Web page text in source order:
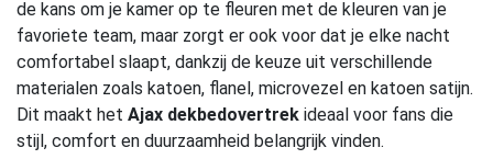
de kans om je kamer op te fleuren met de kleuren van je
favoriete team, maar zorgt er ook voor dat je elke nacht
comfortabel slaapt, dankzij de keuze uit verschillende
materialen zoals katoen, flanel, microvezel en katoen satijn.
Dit maakt het Ajax dekbedovertrek ideaal voor fans die
stijl, comfort en duurzaamheid belangrijk vinden.